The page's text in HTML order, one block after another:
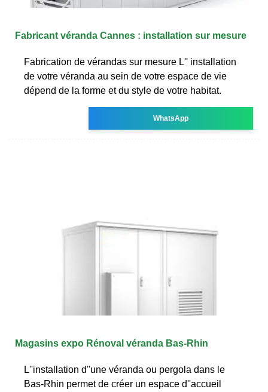
Fabricant véranda Cannes : installation sur mesure
Fabrication de vérandas sur mesure L'' installation
de votre véranda au sein de votre espace de vie
dépend de la forme et du style de votre habitat.
WhatsApp
Magasins expo Rénoval véranda Bas-Rhin
L''installation d''une véranda ou pergola dans le
Bas-Rhin permet de créer un espace d''accueil